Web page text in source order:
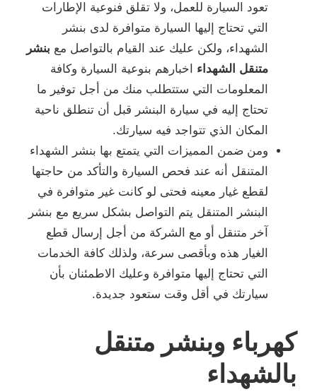
تعود السيارة للعمل، ولا تقلق فنوعية الإطارات
التي تحتاج إليها السيارة متوافرة لدى بنشر
الشهداء، ولكن عليك عند القيام بالتواصل مع بنشر
متنقل الشهداء اخبارهم بنوعية السيارة وكافة
المعلومات التي ستتطلب منك من أجل توفير ما
تحتاج إليه في سيارة البنشر قبل أن تنطلق ناحية
المكان الذي تتواجد فيه سيارتك.
ومن ضمن المميزات التي يتمتع بها بنشر الشهداء
المتنقل أنه عند فحص السيارة والتأكد من حاجتها
لقطع غيار معينه فحتى لو كانت غير متوافرة في
البنشر المتنقل يتم التواصل بشكل سريع مع بنشر
آخر متنقل أو مع الشركة من أجل إرسال قطع
الغيار هذه وبأقصى سرعة، ولذلك كافة الخدمات
التي تحتاج إليها متوافرة وعليك الاطمئنان بأن
سيارتك في أقل وقت ستعود جديدة.
كهرباء وبنشر متنقل
بالشهداء